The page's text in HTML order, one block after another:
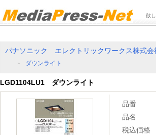
欲
パナソニック エレクトリックワークス株式会
ダウンライト
LGD1104LU1 ダウンライト
品番
品名
税込価格